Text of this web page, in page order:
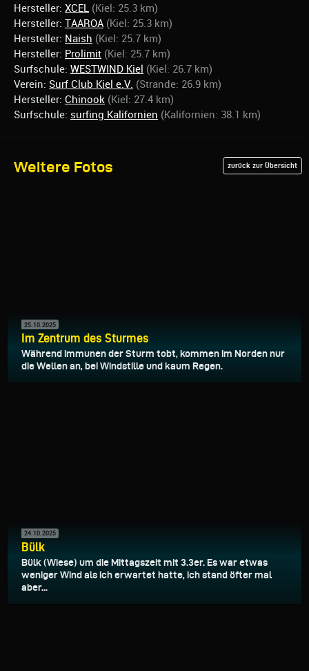
Hersteller: XCEL (Kiel: 25.3 km)
Hersteller: TAAROA (Kiel: 25.3 km)
Hersteller: Naish (Kiel: 25.7 km)
Hersteller: Prolimit (Kiel: 25.7 km)
Surfschule: WESTWIND Kiel (Kiel: 26.7 km)
Verein: Surf Club Kiel e.V. (Strande: 26.9 km)
Hersteller: Chinook (Kiel: 27.4 km)
Surfschule: surfing Kalifornien (Kalifornien: 38.1 km)
Weitere Fotos zurück zur Übersicht
25.10.2025
Im Zentrum des Sturmes
Während immunen der Sturm tobt, kommen im Norden nur
die Wellen an, bei Windstille und kaum Regen.
24.10.2025
Bülk
Bülk (Wiese) um die Mittagszeit mit 3.3er. Es war etwas
weniger Wind als ich erwartet hatte, ich stand öfter mal
aber...